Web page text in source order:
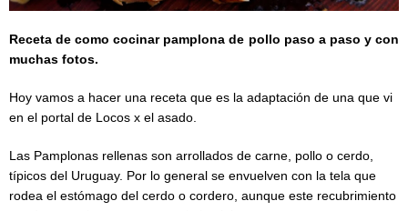
Receta de como cocinar pamplona de pollo paso a paso y con
muchas fotos.
Hoy vamos a hacer una receta que es la adaptación de una que vi
en el portal de Locos x el asado.
Las Pamplonas rellenas son arrollados de carne, pollo o cerdo,
típicos del Uruguay. Por lo general se envuelven con la tela que
rodea el estómago del cerdo o cordero, aunque este recubrimiento